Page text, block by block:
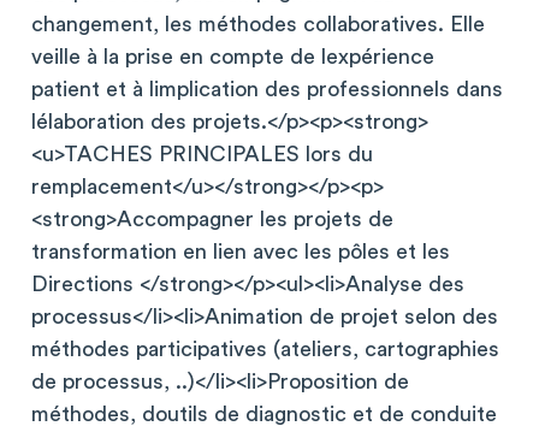
changement, les méthodes collaboratives. Elle
veille à la prise en compte de lexpérience
patient et à limplication des professionnels dans
lélaboration des projets.</p><p><strong>
<u>TACHES PRINCIPALES lors du
remplacement</u></strong></p><p>
<strong>Accompagner les projets de
transformation en lien avec les pôles et les
Directions </strong></p><ul><li>Analyse des
processus</li><li>Animation de projet selon des
méthodes participatives (ateliers, cartographies
de processus, ..)</li><li>Proposition de
méthodes, doutils de diagnostic et de conduite